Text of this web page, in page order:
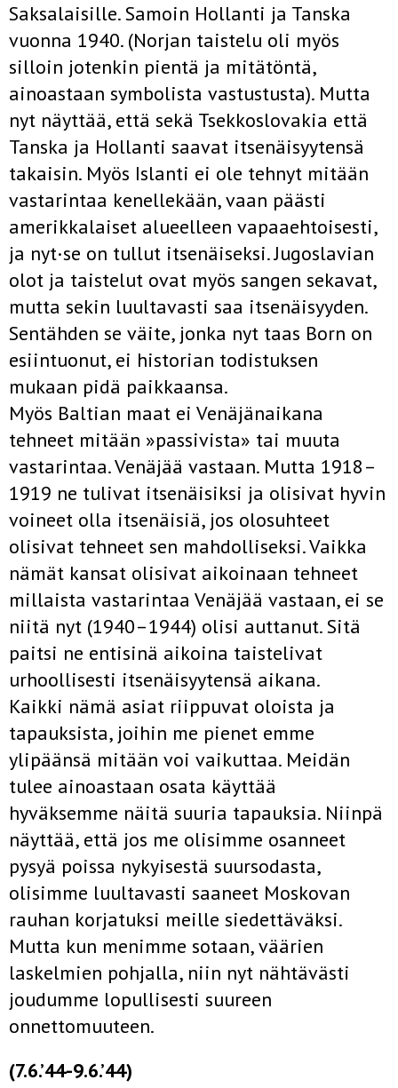
Saksalaisille. Samoin Hollanti ja Tanska
vuonna 1940. (Norjan taistelu oli myös
silloin jotenkin pientä ja mitätöntä,
ainoastaan symbolista vastustusta). Mutta
nyt näyttää, että sekä Tsekkoslovakia että
Tanska ja Hollanti saavat itsenäisyytensä
takaisin. Myös Islanti ei ole tehnyt mitään
vastarintaa kenellekään, vaan päästi
amerikkalaiset alueelleen vapaaehtoisesti,
ja nyt·se on tullut itsenäiseksi. Jugoslavian
olot ja taistelut ovat myös sangen sekavat,
mutta sekin luultavasti saa itsenäisyyden.
Sentähden se väite, jonka nyt taas Born on
esiintuonut, ei historian todistuksen
mukaan pidä paikkaansa.
Myös Baltian maat ei Venäjänaikana
tehneet mitään »passivista» tai muuta
vastarintaa. Venäjää vastaan. Mutta 1918–
1919 ne tulivat itsenäisiksi ja olisivat hyvin
voineet olla itsenäisiä, jos olosuhteet
olisivat tehneet sen mahdolliseksi. Vaikka
nämät kansat olisivat aikoinaan tehneet
millaista vastarintaa Venäjää vastaan, ei se
niitä nyt (1940–1944) olisi auttanut. Sitä
paitsi ne entisinä aikoina taistelivat
urhoollisesti itsenäisyytensä aikana.
Kaikki nämä asiat riippuvat oloista ja
tapauksista, joihin me pienet emme
ylipäänsä mitään voi vaikuttaa. Meidän
tulee ainoastaan osata käyttää
hyväksemme näitä suuria tapauksia. Niinpä
näyttää, että jos me olisimme osanneet
pysyä poissa nykyisestä suursodasta,
olisimme luultavasti saaneet Moskovan
rauhan korjatuksi meille siedettäväksi.
Mutta kun menimme sotaan, väärien
laskelmien pohjalla, niin nyt nähtävästi
joudumme lopullisesti suureen
onnettomuuteen.
(7.6.’44-9.6.’44)